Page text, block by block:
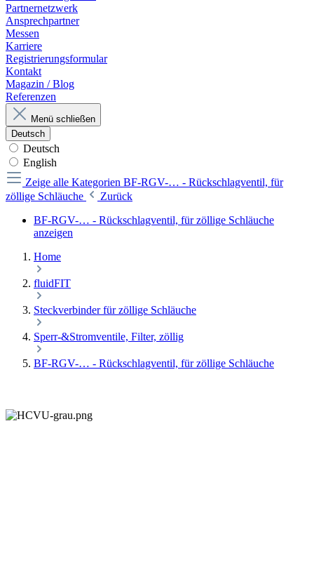
Partnernetzwerk
Ansprechpartner
Messen
Karriere
Registrierungsformular
Kontakt
Magazin / Blog
Referenzen
Menü schließen
Deutsch
Deutsch
English
Zeige alle Kategorien BF-RGV-… - Rückschlagventil, für
zöllige Schläuche
Zurück
BF-RGV-… - Rückschlagventil, für zöllige Schläuche
anzeigen
Home
fluidFIT
Steckverbinder für zöllige Schläuche
Sperr-&Stromventile, Filter, zöllig
BF-RGV-… - Rückschlagventil, für zöllige Schläuche